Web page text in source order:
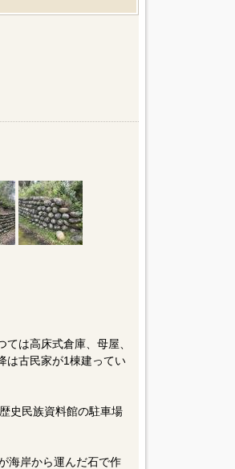
は高床式倉庫、母屋、
は古民家が1棟建ってい
史民族資料館の駐車場
海岸から運んだ石で作